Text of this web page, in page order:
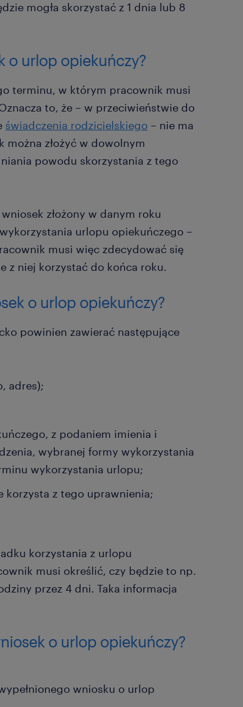
mogła skorzystać z 1 dnia lub 8
o urlop opiekuńczy?
terminu, w którym pracownik musi
to, że – w przeciwieństwie do
świadczenia rodzicielskiego – nie ma
można złożyć w dowolnym
powodu skorzystania z tego
złożony w danym roku
urlopu opiekuńczego –
musi więc zdecydować się
z niej korzystać do końca roku.
o urlop opiekuńczy?
powinien zawierać następujące
adres);
z podaniem imienia i
wybranej formy wykorzystania
wykorzystania urlopu;
korzysta z tego uprawnienia;
korzystania z urlopu
musi określić, czy będzie to np.
przez 4 dni. Taka informacja
o urlop opiekuńczy?
wniosku o urlop